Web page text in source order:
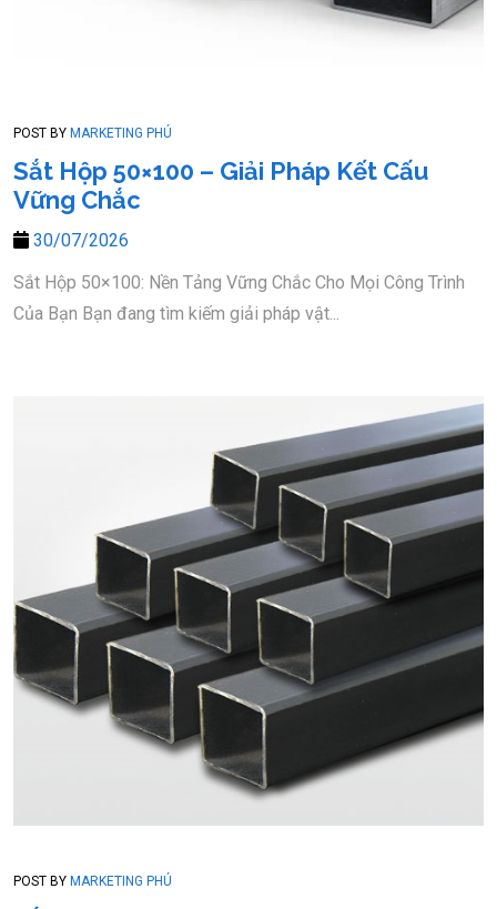
POST BY MARKETING PHÚ
Sắt Hộp 50×100 – Giải Pháp Kết Cấu
Vững Chắc
30/07/2026
Sắt Hộp 50×100: Nền Tảng Vững Chắc Cho Mọi Công Trình
Của Bạn Bạn đang tìm kiếm giải pháp vật...
POST BY MARKETING PHÚ